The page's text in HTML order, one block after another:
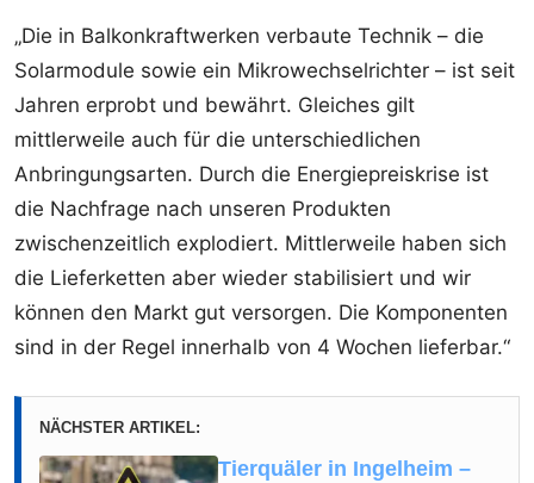
„Die in Balkonkraftwerken verbaute Technik – die
Solarmodule sowie ein Mikrowechselrichter – ist seit
Jahren erprobt und bewährt. Gleiches gilt
mittlerweile auch für die unterschiedlichen
Anbringungsarten. Durch die Energiepreiskrise ist
die Nachfrage nach unseren Produkten
zwischenzeitlich explodiert. Mittlerweile haben sich
die Lieferketten aber wieder stabilisiert und wir
können den Markt gut versorgen. Die Komponenten
sind in der Regel innerhalb von 4 Wochen lieferbar.“
NÄCHSTER ARTIKEL:
Tierquäler in Ingelheim –